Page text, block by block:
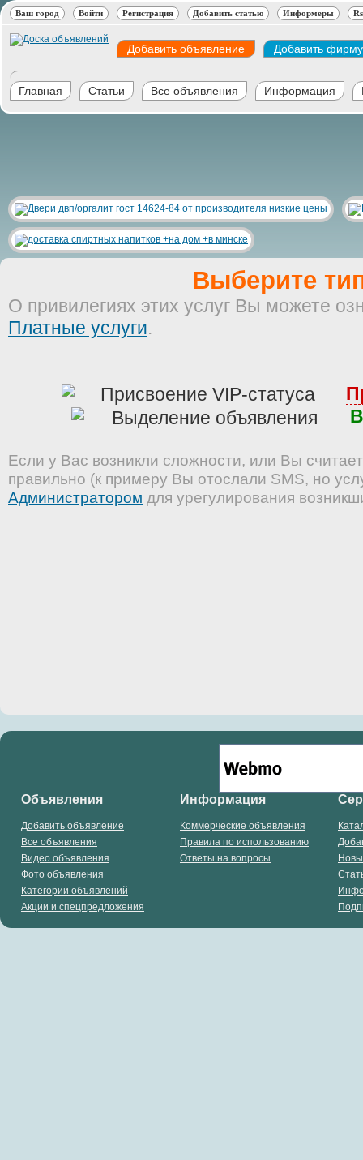
Ваш город Войти Регистрация Добавить статью Информеры
Добавить объявление Добавить фирму
Главная Статьи Все объявления Информация
Выберите
О привилегиях этих услуг Вы можете
Платные услуги.
Если у Вас возникли сложности, или Вы
правильно (к примеру Вы отослали SMS, но
Администратором для урегулирования
Объявления
Добавить объявление
Все объявления
Видео объявления
Фото объявления
Категории объявлений
Акции и спецпредложения
Информация
Коммерческие объявления
Правила по использованию
Ответы на вопросы